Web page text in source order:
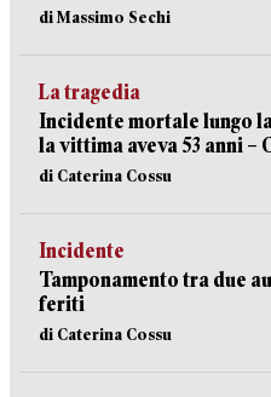
di Massimo Sechi
La tragedia
Incidente mortale lungo
la vittima aveva 53 anni –
di Caterina Cossu
Incidente
Tamponamento tra due
feriti
di Caterina Cossu